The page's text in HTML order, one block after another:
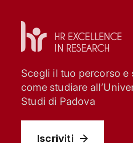
Scegli il tuo percorso e
come studiare
Studi di Padova
Iscriviti